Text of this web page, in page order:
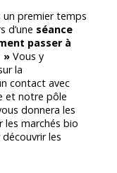
premier temps
d’une séance
passer à
»Vous y
la
contact avec
et notre pôle
donnera les
les marchés bio
les